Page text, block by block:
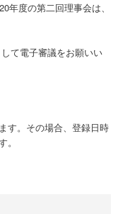
年度の第二回理事会は、
て電子審議をお願いい
す。その場合、登録日時